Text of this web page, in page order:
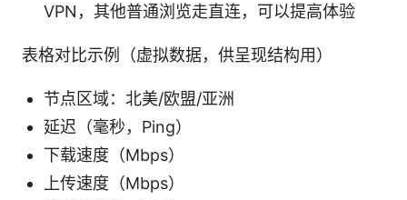
VPN，其他普通浏览走直连，可以提高体验
表格对比示例（虚拟数据，供呈现结构用）
节点区域：北美/欧盟/亚洲
延迟（毫秒，Ping）
下载速度（Mbps）
上传速度（Mbps）